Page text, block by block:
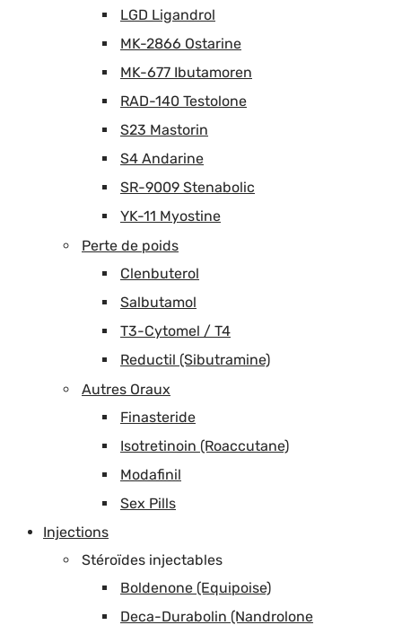
LGD Ligandrol
MK-2866 Ostarine
MK-677 Ibutamoren
RAD-140 Testolone
S23 Mastorin
S4 Andarine
SR-9009 Stenabolic
YK-11 Myostine
Perte de poids
Clenbuterol
Salbutamol
T3-Cytomel / T4
Reductil (Sibutramine)
Autres Oraux
Finasteride
Isotretinoin (Roaccutane)
Modafinil
Sex Pills
Injections
Stéroïdes injectables
Boldenone (Equipoise)
Deca-Durabolin (Nandrolone